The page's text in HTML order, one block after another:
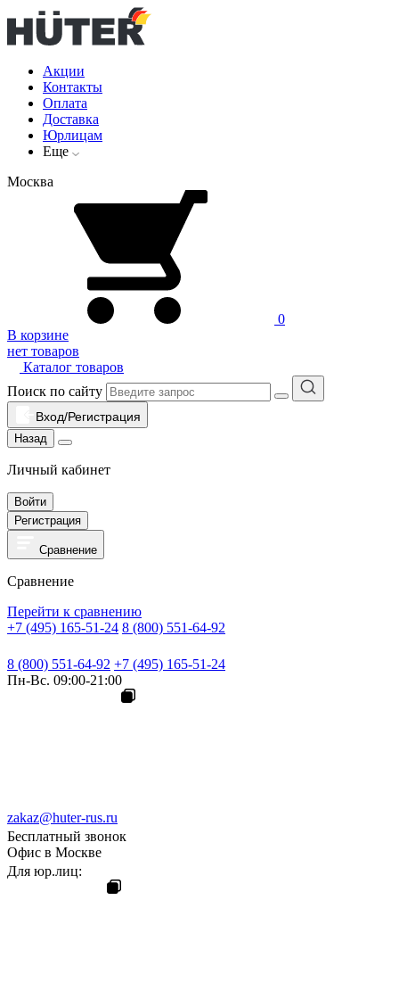
Акции
Контакты
Оплата
Доставка
Юрлицам
Еще
Москва
0
В корзине
нет товаров
Каталог товаров
Поиск по сайту
Вход/Регистрация
Назад
Личный кабинет
Войти
Регистрация
Сравнение
Сравнение
Перейти к сравнению
+7 (495) 165-51-24 8 (800) 551-64-92
8 (800) 551-64-92 +7 (495) 165-51-24
Пн-Вс. 09:00-21:00
zakaz@huter-rus.ru
Бесплатный звонок
Офис в Москве
Для юр.лиц: